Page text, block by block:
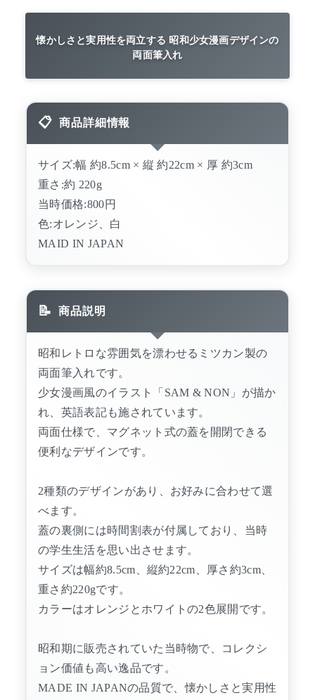
懐かしさと実用性を両立する 昭和少女漫画デザインの
両面筆入れ
商品詳細情報
サイズ:幅 約8.5cm × 縦 約22cm × 厚 約3cm
重さ:約 220g
当時価格:800円
色:オレンジ、白
MAID IN JAPAN
商品説明
昭和レトロな雰囲気を漂わせるミツカン製の
両面筆入れです。
少女漫画風のイラスト「SAM & NON」が描か
れ、英語表記も施されています。
両面仕様で、マグネット式の蓋を開閉できる
便利なデザインです。
2種類のデザインがあり、お好みに合わせて選
べます。
蓋の裏側には時間割表が付属しており、当時
の学生生活を思い出させます。
サイズは幅約8.5cm、縦約22cm、厚さ約3cm、
重さ約220gです。
カラーはオレンジとホワイトの2色展開です。
昭和期に販売されていた当時物で、コレクシ
ョン価値も高い逸品です。
MADE IN JAPANの品質で、懐かしさと実用性